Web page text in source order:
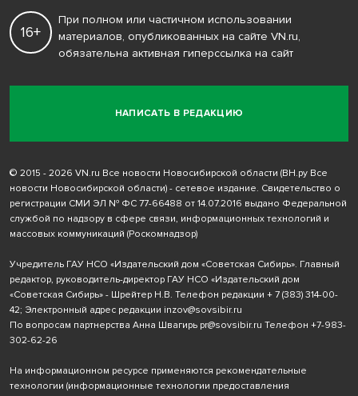
НАПИСАТЬ В РЕДАКЦИЮ
16+
При полном или частичном использовании
материалов, опубликованных на сайте VN.ru,
обязательна активная гиперссылка на сайт
© 2015 - 2026 VN.ru Все новости Новосибирской области (ВН.ру Все
новости Новосибирской области) - сетевое издание. Свидетельство о
регистрации СМИ ЭЛ № ФС 77-66488 от 14.07.2016 выдано Федеральной
службой по надзору в сфере связи, информационных технологий и
массовых коммуникаций (Роскомнадзор)
Учредитель ГАУ НСО «Издательский дом «Советская Сибирь». Главный
редактор, руководитель-директор ГАУ НСО «Издательский дом
«Советская Сибирь» - Шрейтер Н.В. Телефон редакции + 7 (383) 314-00-
42; Электронный адрес редакции inzov@sovsibir.ru
По вопросам партнерства Анна Швагирь pr@sovsibir.ru Телефон +7-983-
302-62-26
На информационном ресурсе применяются рекомендательные
технологии (информационные технологии предоставления